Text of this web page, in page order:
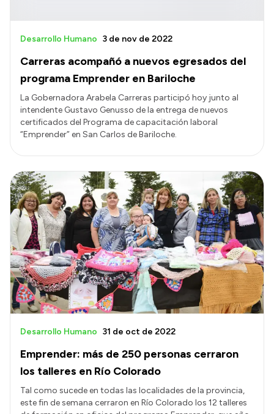
Carreras acompañó a nuevos egresados del
programa Emprender en Bariloche
Desarrollo Humano 3 de nov de 2022
La Gobernadora Arabela Carreras participó hoy junto al
intendente Gustavo Genusso de la entrega de nuevos
certificados del Programa de capacitación laboral
“Emprender” en San Carlos de Bariloche.
Emprender: más de 250 personas cerraron
los talleres en Río Colorado
Desarrollo Humano 31 de oct de 2022
Tal como sucede en todas las localidades de la provincia,
este fin de semana cerraron en Río Colorado los 12 talleres